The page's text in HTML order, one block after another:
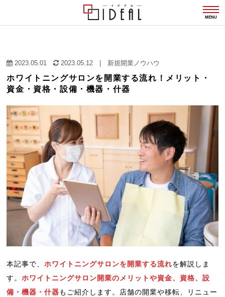
MENU
2023.05.01 2023.05.12 新規開業ノウハウ
ホワイトニングサロンを開業する流れ！メリット・
資金・資格・設備・機器・什器
本記事で、ホワイトニングサロンを開業する流れを解説しま
す。ホワイトニングサロン開業のメリットや資金、資格、設
備・機器・什器もご紹介します。店舗の開業や移転、リニュー